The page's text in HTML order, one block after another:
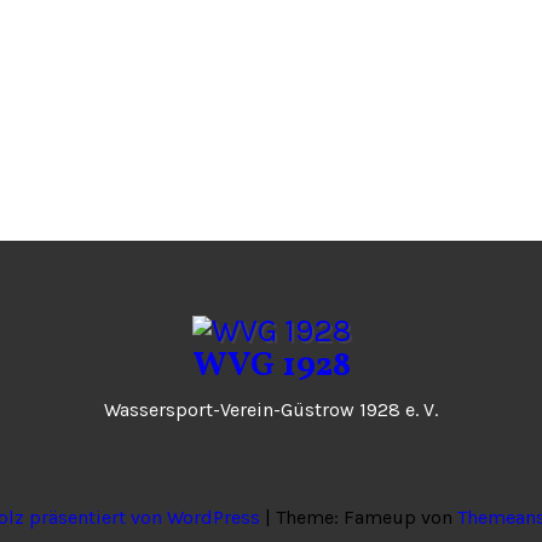
WVG 1928
Wassersport-Verein-Güstrow 1928 e. V.
präsentiert von WordPress | Theme: Fameup von